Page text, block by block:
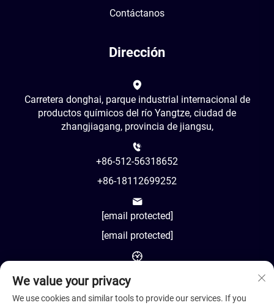
Contáctanos
Dirección
Carretera donghai, parque industrial internacional de
productos químicos del río Yangtze, ciudad de
zhangjiagang, provincia de jiangsu,
+86-512-56318652
+86-18112699252
[email protected]
[email protected]
We value your privacy
We use cookies and similar tools to provide our services. If you